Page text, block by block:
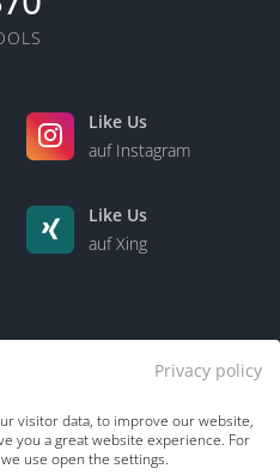
Like Us
auf Instagram
Like Us
auf Xing
Kontakt Über uns
Privacy policy
visitor data, to improve our website,
you a great website experience. For
use open the settings.